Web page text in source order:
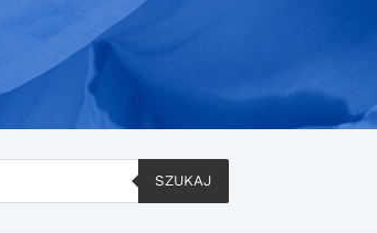
SZUKAJ